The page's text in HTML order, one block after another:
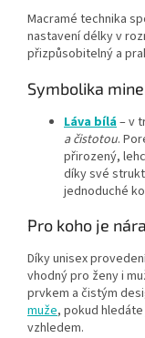
Macramé technika
nastavení délky v
přizpůsobitelný a
Symbolika
Láva bílá– v
a čistotou.
přirozený,
díky své
jednoduché
Pro koho je
Díky unisex
vhodný pro ženy i
prvkem a čistým
muže, pokud
vzhledem.